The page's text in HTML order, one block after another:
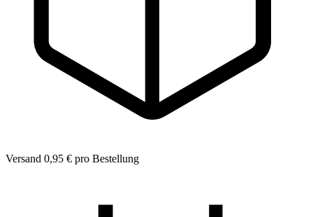
Versand 0,95 € pro Bestellung